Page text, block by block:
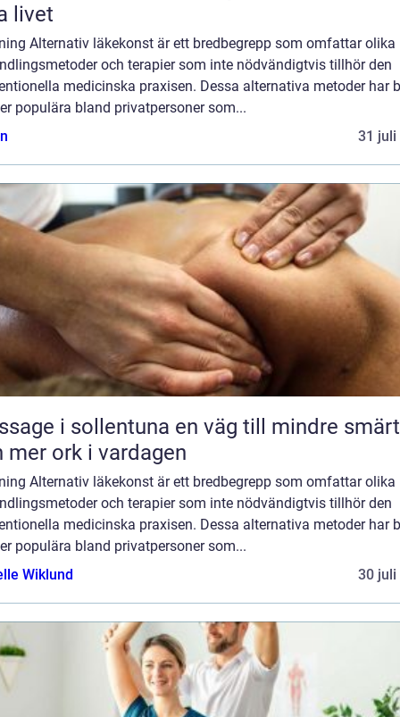
livet
Alternativ läkekonst är ett bredbegrepp som omfattar olika
och terapier som inte nödvändigtvis tillhör den
medicinska praxisen. Dessa alternativa metoder har
populära bland privatpersoner som...
31 juli
i sollentuna en väg till mindre smärta
mer ork i vardagen
Alternativ läkekonst är ett bredbegrepp som omfattar olika
och terapier som inte nödvändigtvis tillhör den
medicinska praxisen. Dessa alternativa metoder har
populära bland privatpersoner som...
Wiklund
30 juli